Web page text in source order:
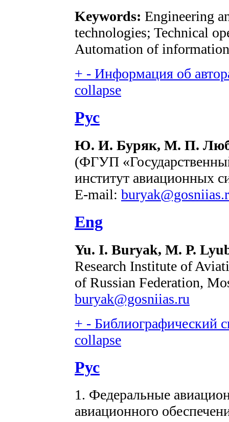
Keywords: Engineering
technologies; Technical
Automation of information
+ - Информация об
collapse
Рус
Ю. И. Буряк, М. П.
(ФГУП
институт авиационных
E-mail:
Eng
Yu. I. Buryak, M. P.
Research Institute of
of Russian Federation,
buryak@gosniias.ru
+ - Библиографический
collapse
Рус
1. Федеральные
авиационного